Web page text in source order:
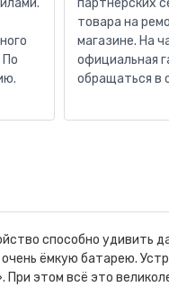
По
товара на
магазине. На
официальная
обращаться в
способно удивить
очень ёмкую батарею.
этом всё это